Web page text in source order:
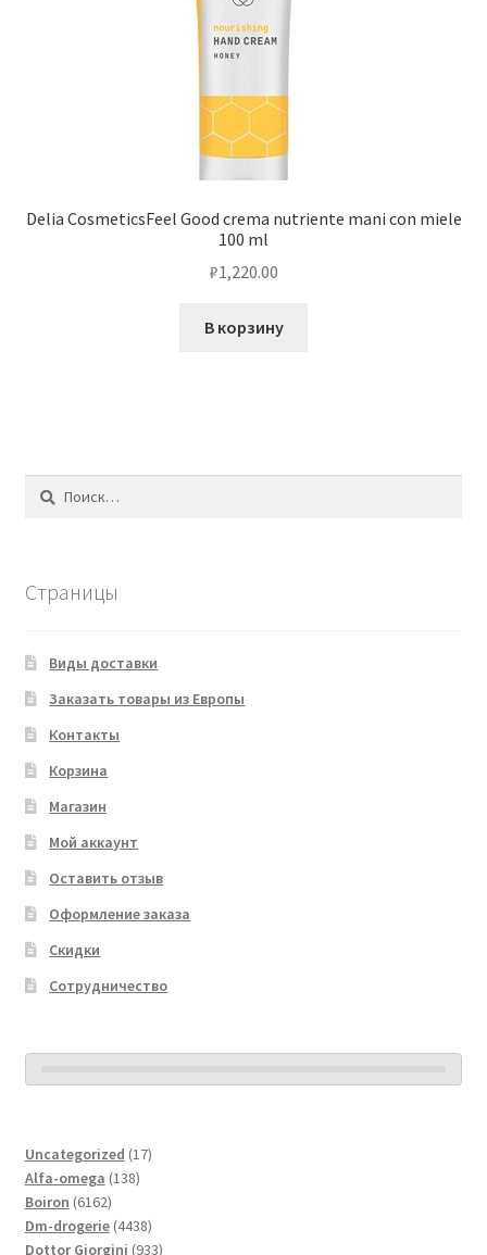
Delia CosmeticsFeel Good crema nutriente mani con miele
100 ml
₽1,220.00
В корзину
Найти:
Страницы
Виды доставки
Заказать товары из Европы
Контакты
Корзина
Магазин
Мой аккаунт
Оставить отзыв
Оформление заказа
Скидки
Сотрудничество
Uncategorized 1717
Alfa-omega 138138
Boiron 61626162
товара
Dm-drogerie 44384438
товаров
Dottor Giorgini 933933